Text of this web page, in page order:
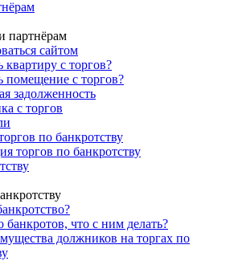
партнёрам
сайтом
квартиру с торгов?
помещение с торгов?
задолженность
с торгов
по банкротству
торгов по банкротству
что с ним делать?
должников на торгах по